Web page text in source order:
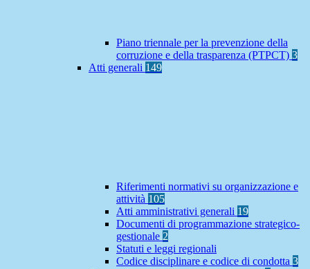
Piano triennale per la prevenzione della
corruzione e della trasparenza (PTPCT) 3
Atti generali 149
Riferimenti normativi su organizzazione e
attività 105
Atti amministrativi generali 19
Documenti di programmazione strategico-
gestionale 2
Statuti e leggi regionali
Codice disciplinare e codice di condotta 3